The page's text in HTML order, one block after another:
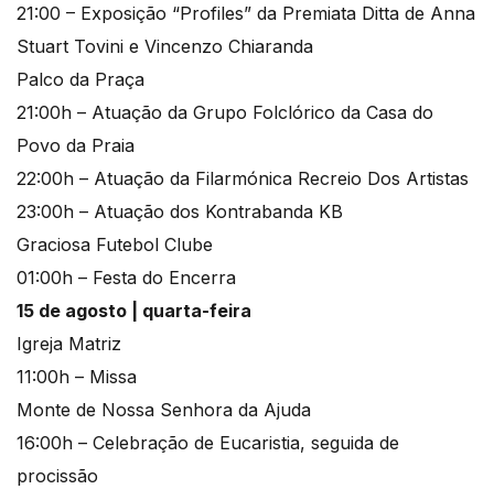
21:00 – Exposição “Profiles” da Premiata Ditta de Anna
Stuart Tovini e Vincenzo Chiaranda
Palco da Praça
21:00h – Atuação da Grupo Folclórico da Casa do
Povo da Praia
22:00h – Atuação da Filarmónica Recreio Dos Artistas
23:00h – Atuação dos Kontrabanda KB
Graciosa Futebol Clube
01:00h – Festa do Encerra
15 de agosto | quarta-feira
Igreja Matriz
11:00h – Missa
Monte de Nossa Senhora da Ajuda
16:00h – Celebração de Eucaristia, seguida de
procissão